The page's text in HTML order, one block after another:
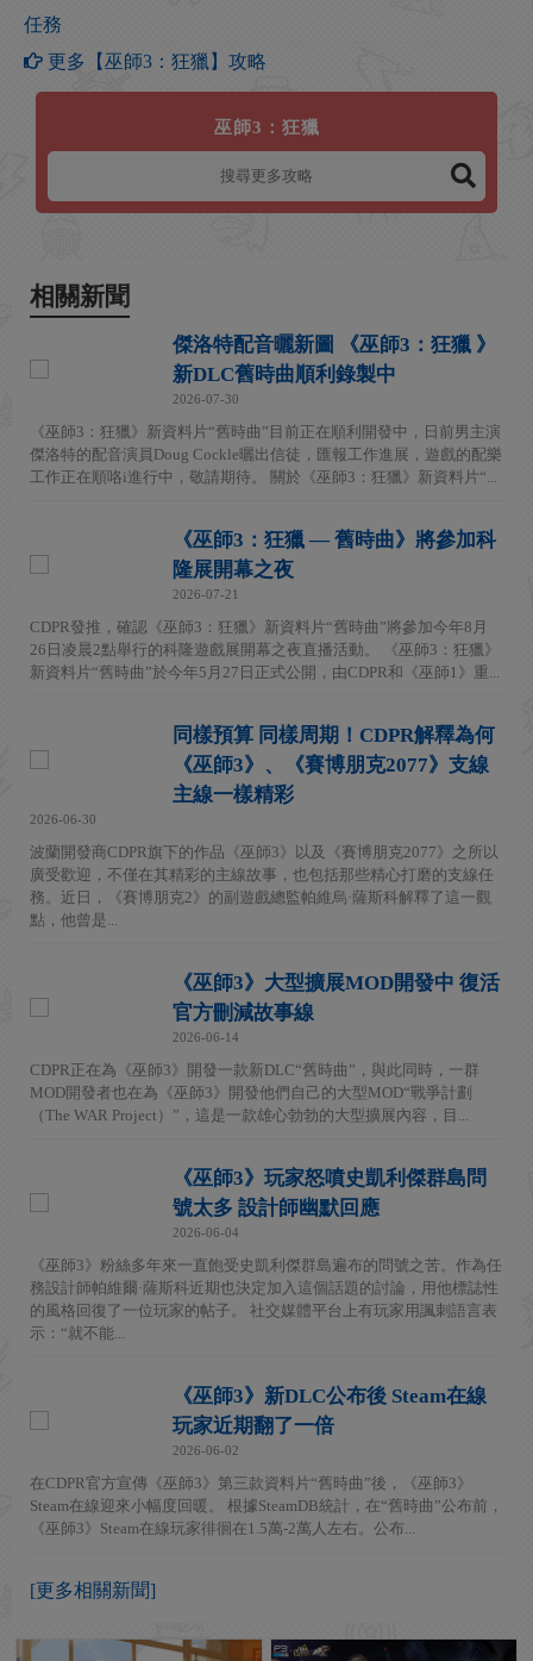
任務
更多【巫師3：狂獵】攻略
巫師3：狂獵
相關新聞
傑洛特配音曬新圖 《巫師3：狂獵 》
新DLC舊時曲順利錄製中
2026-07-30
《巫師3：狂獵》新資料片“舊時曲”目前正在順利開發中，日前男主演
傑洛特的配音演員Doug Cockle曬出信徒，匯報工作進展，遊戲的配樂
工作正在順咯i進行中，敬請期待。 關於《巫師3：狂獵》新資料片“...
《巫師3：狂獵 — 舊時曲》將參加科
隆展開幕之夜
2026-07-21
CDPR發推，確認《巫師3：狂獵》新資料片“舊時曲”將參加今年8月
26日凌晨2點舉行的科隆遊戲展開幕之夜直播活動。 《巫師3：狂獵》
新資料片“舊時曲”於今年5月27日正式公開，由CDPR和《巫師1》重...
同樣預算 同樣周期！CDPR解釋為何
《巫師3》、《賽博朋克2077》支線
主線一樣精彩
2026-06-30
波蘭開發商CDPR旗下的作品《巫師3》以及《賽博朋克2077》之所以
廣受歡迎，不僅在其精彩的主線故事，也包括那些精心打磨的支線任
務。近日，《賽博朋克2》的副遊戲總監帕維烏·薩斯科解釋了這一觀
點，他曾是...
《巫師3》大型擴展MOD開發中 復活
官方刪減故事線
2026-06-14
CDPR正在為《巫師3》開發一款新DLC“舊時曲”，與此同時，一群
MOD開發者也在為《巫師3》開發他們自己的大型MOD“戰爭計劃
（The WAR Project）”，這是一款雄心勃勃的大型擴展內容，目...
《巫師3》玩家怒噴史凱利傑群島問
號太多 設計師幽默回應
2026-06-04
《巫師3》粉絲多年來一直飽受史凱利傑群島遍布的問號之苦。作為任
務設計師帕維爾·薩斯科近期也決定加入這個話題的討論，用他標誌性
的風格回復了一位玩家的帖子。 社交媒體平台上有玩家用諷刺語言表
示：“就不能...
《巫師3》新DLC公布後 Steam在線
玩家近期翻了一倍
2026-06-02
在CDPR官方宣傳《巫師3》第三款資料片“舊時曲”後，《巫師3》
Steam在線迎來小幅度回暖。 根據SteamDB統計，在“舊時曲”公布前，
《巫師3》Steam在線玩家徘徊在1.5萬-2萬人左右。公布...
[更多相關新聞]